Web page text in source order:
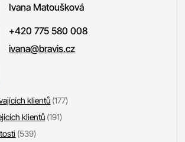
Ivana Matoušková
+420 775 580 008
ivana@bravis.cz
klientů (177)
klientů (191)
(539)